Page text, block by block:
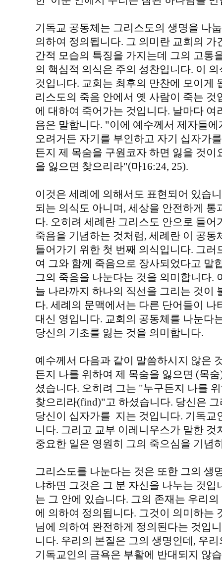
기독교 공동체는 그리스도의 생명을 나
의하여 정의됩니다. 그 의미란 교회의
간적 모습의 특징을 가지는데 그의 고통
의 핵심적 의식은 주의 성찬입니다. 이
것입니다. 교회는 최후의 만찬에 모이게
리스도의 죽음 안에서 옛 사람이 죽는
에 대하여 죽어가는 것입니다. 날마다
음은 말합니다. "이에 예수께서 제자들
오려거든 자기를 부인하고 자기 십자가
든지 제 목숨을 구원코자 하면 잃을 것
을 잃으면 찾으리라"(마16:24, 25).
이것은 세례에 의해서도 표현되어 있습
되는 의식도 아니며, 세상을 안전하게
다. 오히려 세례란 그리스도 안으로 들
죽음을 기념하는 것처럼, 세례란 이 공
들어가기 위한 첫 번째 의식입니다. 그
여 그와 함께 죽음으로 장사되었다고 말
그의 죽음을 나눈다는 것을 의미합니다.
늘 나라까지 하나의 직선을 그리는 것이
다. 세례의 문맥에서는 다른 단어들이 나
대신 영입니다. 교회의 공동체를 나눈다
당신의 기초를 잃는 것을 의미합니다.
예수께서 다음과 같이 말씀하시지 않은
든지 나를 위하여 제 목숨을 잃으면 (목
셨습니다. 오히려 그는 "누구든지 나를
찾으리라(find)"고 하셨습니다. 당신은
당신이 십자가를 지는 것입니다. 기독교
니다. 그리고 교부 이레니우스가 말한
중요한 일은 영원히 그의 죽으심을 기념
그리스도를 나눈다는 것은 또한 그의 생
냐하면 그것은 그 분 자신을 나누는 것
는 그 안에 있습니다. 그의 존재는 우리
에 의하여 정의됩니다. 그것이 의미하는
님에 의하여 완전하게 정의된다는 것입
니다. 우리의 본질은 그의 생명인데, 우
기독교인의 금욕은 부활에 반대되지 않